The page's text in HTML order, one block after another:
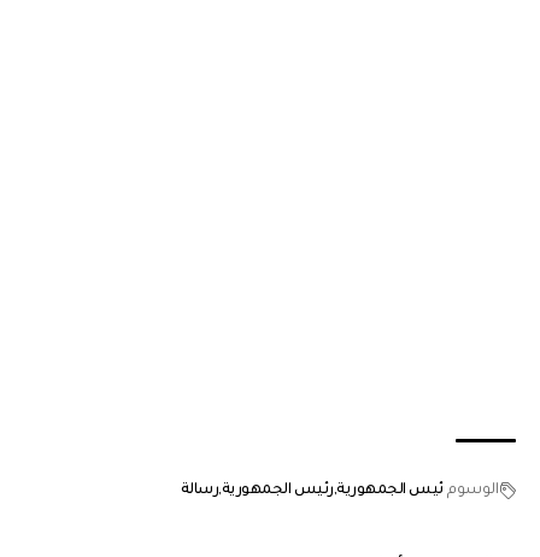
الوسوم ئيس الجمهورية رئيس الجمهوريةرسالة